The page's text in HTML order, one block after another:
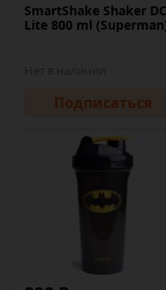
SmartShake Shaker DC
Lite 800 ml
Подписаться